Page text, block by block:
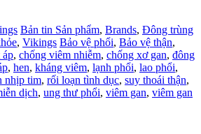
Bản tin Sản phẩm, Brands, Đông trùng
, Vikings Bảo vệ phổi, Bảo vệ thận,
áp, chống viêm nhiễm, chống xơ gan, đông
, hen, kháng viêm, lạnh phổi, lao phổi,
nhịp tim, rối loạn tình dục, suy thoái thận,
dịch, ung thư phổi, viêm gan, viêm gan